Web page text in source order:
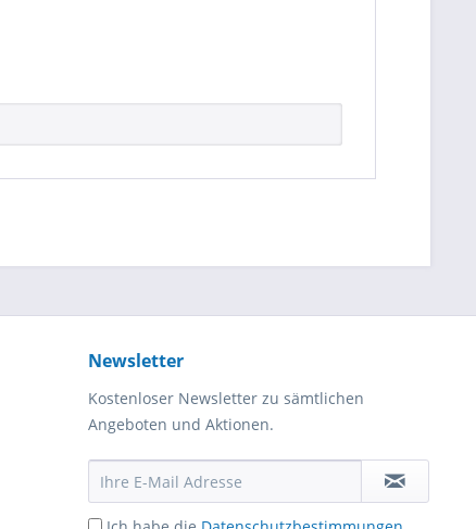
Newsletter
Kostenloser Newsletter zu sämtlichen
Angeboten und Aktionen.